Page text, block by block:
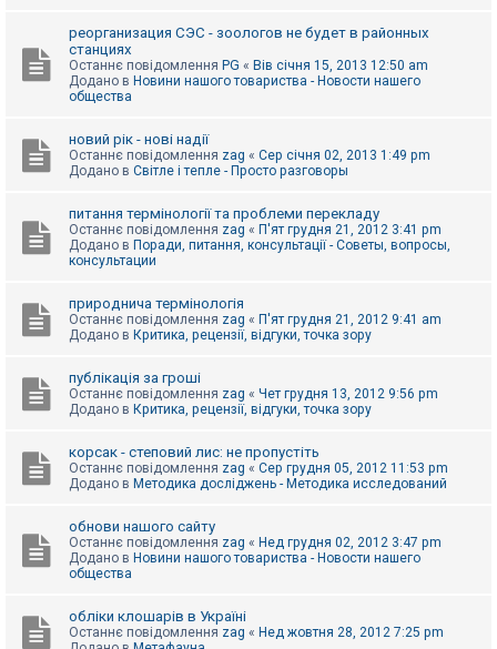
реорганизация СЭС - зоологов не будет в районных
станциях
Останнє повідомлення PG « Вів січня 15, 2013 12:50 am
Додано в Новини нашого товариства - Новости нашего
общества
новий рік - нові надії
Останнє повідомлення zag « Сер січня 02, 2013 1:49 pm
Додано в Світле і тепле - Просто разговоры
питання термінології та проблеми перекладу
Останнє повідомлення zag « П'ят грудня 21, 2012 3:41 pm
Додано в Поради, питання, консультації - Советы, вопросы,
консультации
природнича термінологія
Останнє повідомлення zag « П'ят грудня 21, 2012 9:41 am
Додано в Критика, рецензії, відгуки, точка зору
публікація за гроші
Останнє повідомлення zag « Чет грудня 13, 2012 9:56 pm
Додано в Критика, рецензії, відгуки, точка зору
корсак - степовий лис: не пропустіть
Останнє повідомлення zag « Сер грудня 05, 2012 11:53 pm
Додано в Методика досліджень - Методика исследований
обнови нашого сайту
Останнє повідомлення zag « Нед грудня 02, 2012 3:47 pm
Додано в Новини нашого товариства - Новости нашего
общества
обліки клошарів в Україні
Останнє повідомлення zag « Нед жовтня 28, 2012 7:25 pm